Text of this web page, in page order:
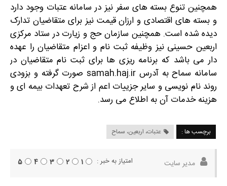
همچنین تنوع بسته های سفر نیز در سامانه عتبات وجود دارد
و بسته های اقتصادی و ارزان قیمت نیز برای متقاضیان تدارک
دیده شده است. همچنین سازمان حج و زیارت در ستاد مرکزی
اربعین حسینی نیز وظیفه ثبت نام و اعزام متقاضیان را عهده
دار می باشد که برنامه ریزی ها برای ثبت نام متقاضیان در
سامانه سماح به آدرس samah.haj.ir صورت گرفته و بزودی
روند نام نویسی و سایر جزییات اعم از شرح تعهدات بیمه ای و
هزینه خدمات آن به اطلاع می رسد.
برچسب ها : عتبات، اربعین، سماح
مدیر سایت امتیاز به خبر : 1
2
3
4
5